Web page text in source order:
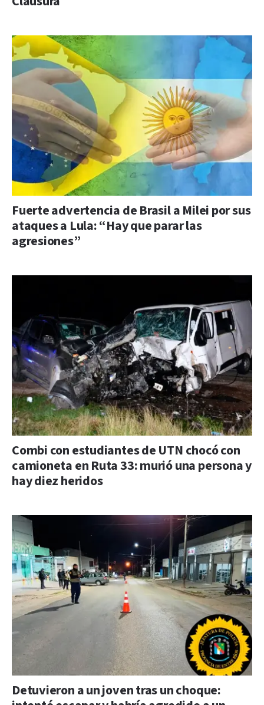
Fuerte advertencia de Brasil a Milei por sus
ataques a Lula: “Hay que parar las
agresiones”
Combi con estudiantes de UTN chocó con
camioneta en Ruta 33: murió una persona y
hay diez heridos
Detuvieron a un joven tras un choque: